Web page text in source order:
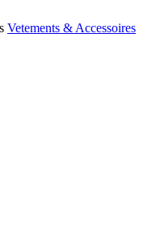
Vetements & Accessoires